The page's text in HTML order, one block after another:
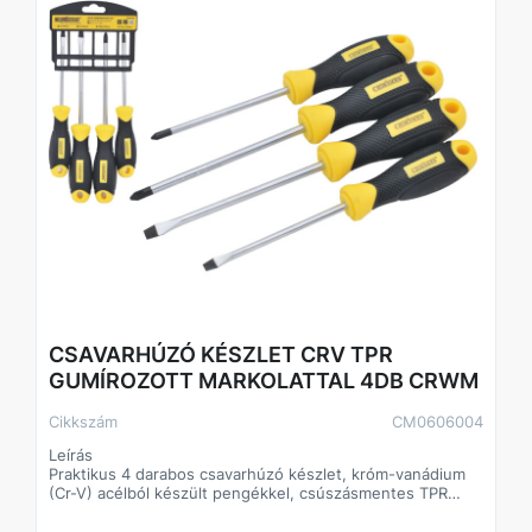
Modellépítésnél, finommechanikai munkáknál.
Technikai adatok
Típus: Ár és kampós készlet
Markolat: TPR, ergonomikus kialakítás
Kiszerelés: 4 darabos készlet
Csomagolás: Dupla bliszter
CSAVARHÚZÓ KÉSZLET CRV TPR
GUMÍROZOTT MARKOLATTAL 4DB CRWM
Cikkszám
CM0606004
Leírás
Praktikus 4 darabos csavarhúzó készlet, króm-vanádium
(Cr-V) acélból készült pengékkel, csúszásmentes TPR